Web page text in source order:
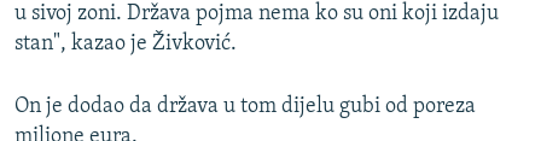
u sivoj zoni. Država pojma nema ko su oni koji izdaju
stan", kazao je Živković.
On je dodao da država u tom dijelu gubi od poreza